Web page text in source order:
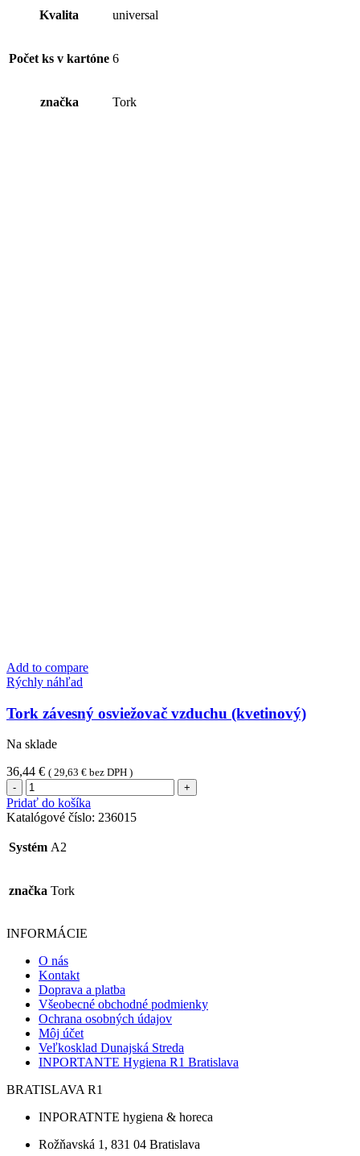
Kvalita universal
Počet ks v kartóne 6
značka Tork
Add to compare
Rýchly náhľad
Tork závesný osviežovač vzduchu (kvetinový)
Na sklade
36,44 € ( 29,63 € bez DPH )
množstvo
Tork
závesný
osviežovač
vzduchu
Pridať do košíka
Katalógové číslo: 236015
Systém A2
značka Tork
INFORMÁCIE
O nás
Kontakt
Doprava a platba
Všeobecné obchodné podmienky
Ochrana osobných údajov
Môj účet
Veľkosklad Dunajská Streda
INPORTANTE Hygiena R1 Bratislava
BRATISLAVA R1
INPORATNTE hygiena & horeca
Rožňavská 1, 831 04 Bratislava